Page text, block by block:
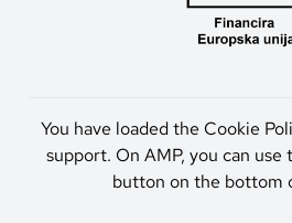
You have loaded the Cookie
support. On AMP, you can use
button on the bottom